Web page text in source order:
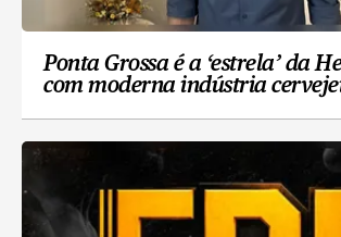
Ponta Grossa é a ‘estrela’ da
com moderna indústria